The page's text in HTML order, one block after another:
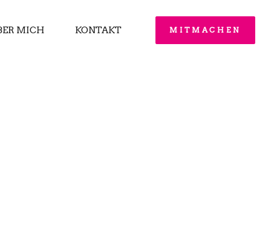
MITMACHEN
MICH KONTAKT